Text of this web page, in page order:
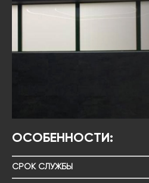
ОСОБЕННОСТИ:
СРОК СЛУЖБЫ